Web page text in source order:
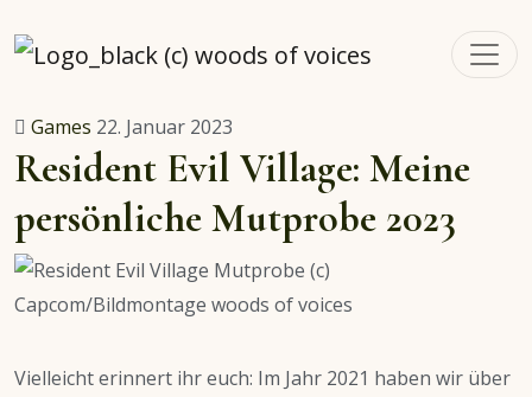
woodsofvoices.de
Games 22. Januar 2023
Resident Evil Village: Meine
persönliche Mutprobe 2023
Vielleicht erinnert ihr euch: Im Jahr 2021 haben wir über